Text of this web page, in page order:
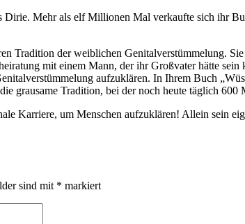
Dirie. Mehr als elf Millionen Mal verkaufte sich ihr
Tradition der weiblichen Genitalverstümmelung.
mit einem Mann, der ihr Großvater hätte
aufzuklären. In Ihrem Buch
grausame Tradition, bei der noch heute täglich 600
Karriere, um Menschen aufzuklären! Allein sein
sind mit * markiert